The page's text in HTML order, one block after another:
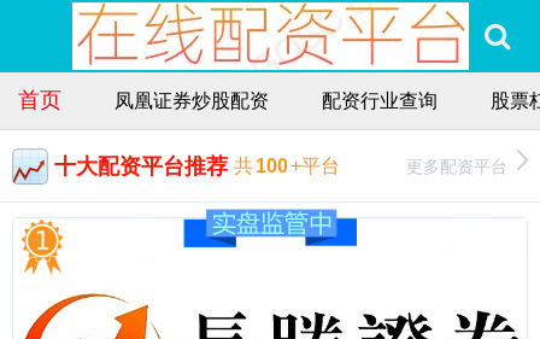
首页 凤凰证券炒股配资 配资行业查询 股票
十大配资平台推荐 共100+平台 更多配资平台